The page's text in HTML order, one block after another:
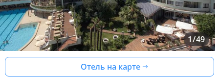
1/49
Отель на карте